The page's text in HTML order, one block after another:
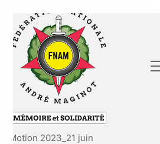
Motion 2023_21 juin